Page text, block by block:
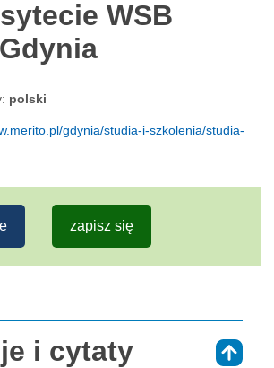
WSB
polski
gdynia/studia-i-szkolenia/studia-
zapisz się
i cytaty